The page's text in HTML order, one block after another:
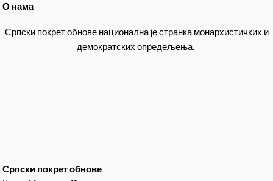
О нама
Српски покрет обнове национална је странка монархистичких и
демократских опредељења.
Српски покрет обнове